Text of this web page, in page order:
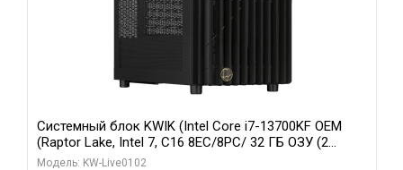
Системный блок KWIK (Intel Core i7-13700KF OEM
(Raptor Lake, Intel 7, C16 8EC/8PC/ 32 ГБ ОЗУ (2
модуля)/ Afox RTX4090 24GB GDDR6X 384-Bit 3xDP
Модель: KW-Live0102